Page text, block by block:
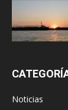
Noticias